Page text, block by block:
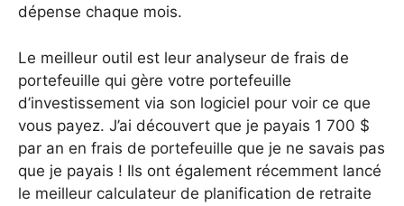
dépense chaque mois.
Le meilleur outil est leur analyseur de frais de
portefeuille qui gère votre portefeuille
d’investissement via son logiciel pour voir ce que
vous payez. J’ai découvert que je payais 1 700 $
par an en frais de portefeuille que je ne savais pas
que je payais ! Ils ont également récemment lancé
le meilleur calculateur de planification de retraite